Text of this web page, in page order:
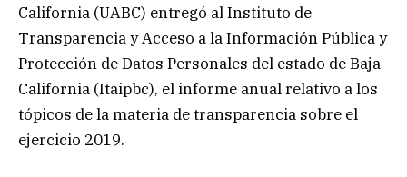
California (UABC) entregó al Instituto de
Transparencia y Acceso a la Información Pública y
Protección de Datos Personales del estado de Baja
California (Itaipbc), el informe anual relativo a los
tópicos de la materia de transparencia sobre el
ejercicio 2019.